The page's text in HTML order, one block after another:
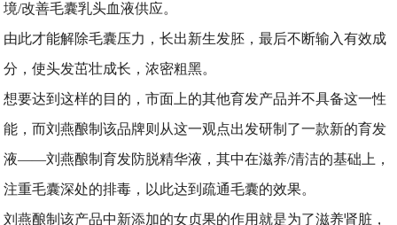
境/改善毛囊乳头血液供应。
由此才能解除毛囊压力，长出新生发胚，最后不断输入有效成
分，使头发茁壮成长，浓密粗黑。
想要达到这样的目的，市面上的其他育发产品并不具备这一性
能，而刘燕酿制该品牌则从这一观点出发研制了一款新的育发
液——刘燕酿制育发防脱精华液，其中在滋养/清洁的基础上，
注重毛囊深处的排毒，以此达到疏通毛囊的效果。
刘燕酿制该产品中新添加的女贞果的作用就是为了滋养肾脏，